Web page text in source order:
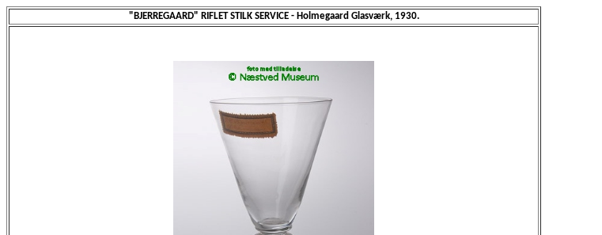
"BJERREGAARD" RIFLET STILK SERVICE - Holmegaard Glasværk, 1930.